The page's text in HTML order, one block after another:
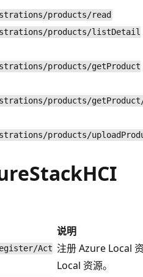
products/read
products/listDetail
products/getProduct
products/
products/
说明
Act 注册 Azure Local
Local 资源。